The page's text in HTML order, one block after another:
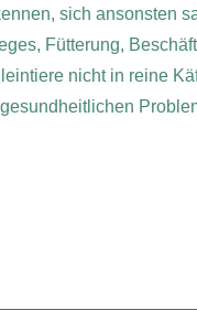
sich ansonsten
Fütterung,
nicht in reine